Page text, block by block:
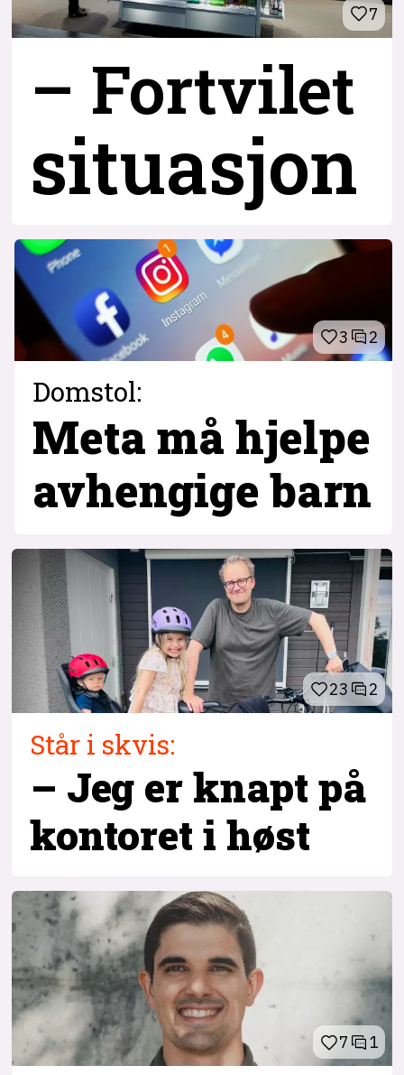
7
– Fortvilet
situasjon
3 2
Domstol:
Meta må hjelpe
avhengige barn
23 2
Står i skvis:
– Jeg er knapt på
kontoret i høst
7 1